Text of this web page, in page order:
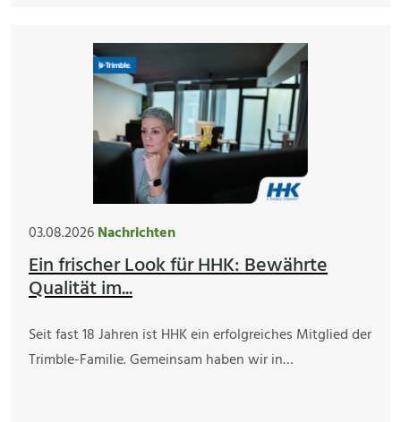
03.08.2026Nachrichten
Ein frischer Look für HHK: Bewährte
Qualität im...
Seit fast 18 Jahren ist HHK ein erfolgreiches Mitglied der
Trimble-Familie. Gemeinsam haben wir in…